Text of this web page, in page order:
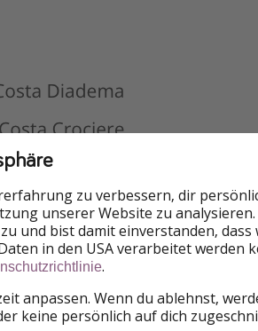
zu verbessern, dir
unserer Website zu
und bist damit einverstanden,
in den USA verarbeitet werden
.
anpassen. Wenn du ablehnst,
keine persönlich auf dich